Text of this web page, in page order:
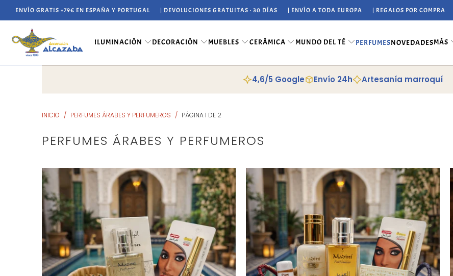
ENVÍO GRATIS +79€ EN ESPAÑA Y PORTUGAL | DEVOLUCIONES GRATUITAS · 30 DÍAS | ENVÍO A TODA EUROPA | REGALOS POR COMPRA
ILUMINACIÓN DECORACIÓN MUEBLES CERÁMICA MUNDO DEL TÉ PERFUMESNOVEDADESMÁS
4,6/5 Google Envío 24h Artesanía marroquí
INICIO / PERFUMES ÁRABES Y PERFUMEROS / PÁGINA 1 DE 2
PERFUMES ÁRABES Y PERFUMEROS